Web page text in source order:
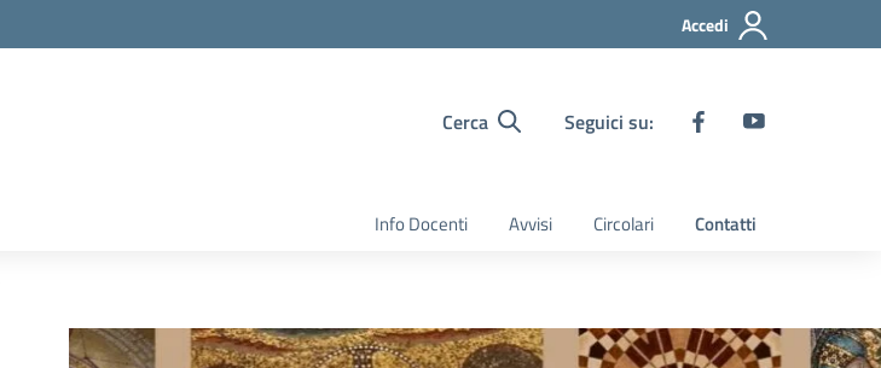
Accedi
Cerca Seguici su:
Info Docenti Avvisi Circolari Contatti